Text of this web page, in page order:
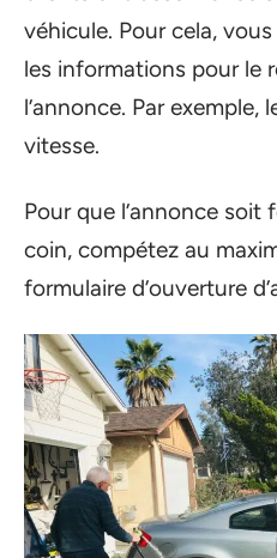
véhicule. Pour cela,
les informations pour le
l’annonce. Par
vitesse.
Pour que l’annonce
coin, compétez au
formulaire d’ouverture